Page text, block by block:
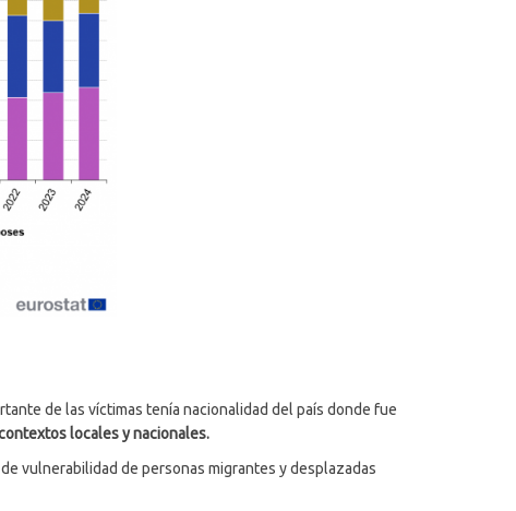
de las víctimas tenía nacionalidad del país donde fue
locales y nacionales.
vulnerabilidad de personas migrantes y desplazadas